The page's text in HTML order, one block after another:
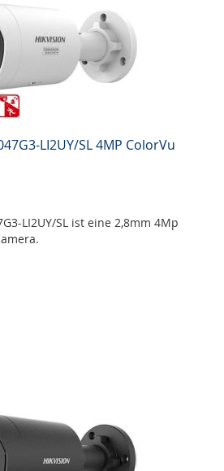
LI2UY/SL 4MP ColorVu
LI2UY/SL ist eine 2,8mm 4Mp